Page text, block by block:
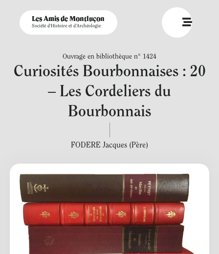
Les Amis de Montluçon
Société d'Histoire et d'Archéologie
Ouvrage en bibliothèque n° 1424
Curiosités Bourbonnaises : 20
– Les Cordeliers du
Bourbonnais
FODERE Jacques (Père)